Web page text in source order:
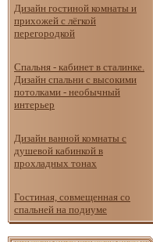
Дизайн гостиной комнаты и
прихожей с лёгкой
перегородкой
Спальня - кабинет в сталинке.
Дизайн спальни с высокими
потолками - необычный
интерьер
Дизайн ванной комнаты с
душевой кабинкой в
прохладных тонах
Гостиная, совмещенная со
спальней на подиуме